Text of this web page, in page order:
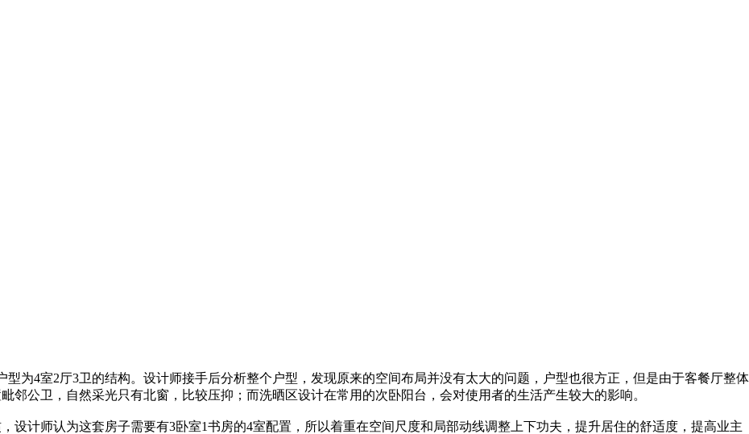
为4室2厅3卫的结构。设计师接手后分析整个户型，发现原来的空间布局并没有太大的问题，户型也很方正，但是由于客餐厅整体
邻公卫，自然采光只有北窗，比较压抑；而洗晒区设计在常用的次卧阳台，会对使用者的生活产生较大的影响。
设计师认为这套房子需要有3卧室1书房的4室配置，所以着重在空间尺度和局部动线调整上下功夫，提升居住的舒适度，提高业主